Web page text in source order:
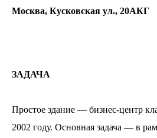
Москва, Кусковская ул., 20АКГ
ЗАДАЧА
Простое здание — бизнес-центр
2002 году. Основная задача — в